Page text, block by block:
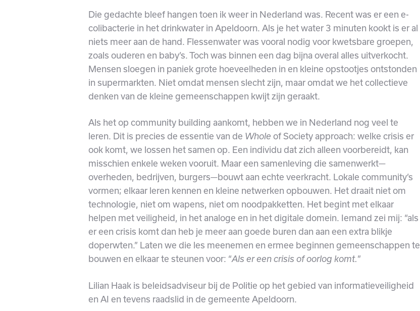
Die gedachte bleef hangen toen ik weer in Nederland was. Recent was er een e-
colibacterie in het drinkwater in Apeldoorn. Als je het water 3 minuten kookt is er al
niets meer aan de hand. Flessenwater was vooral nodig voor kwetsbare groepen,
zoals ouderen en baby’s. Toch was binnen een dag bijna overal alles uitverkocht.
Mensen sloegen in paniek grote hoeveelheden in en kleine opstootjes ontstonden
in supermarkten. Niet omdat mensen slecht zijn, maar omdat we het collectieve
denken van de kleine gemeenschappen kwijt zijn geraakt.
Als het op community building aankomt, hebben we in Nederland nog veel te
leren. Dit is precies de essentie van de Whole of Society approach: welke crisis er
ook komt, we lossen het samen op. Een individu dat zich alleen voorbereidt, kan
misschien enkele weken vooruit. Maar een samenleving die samenwerkt—
overheden, bedrijven, burgers—bouwt aan echte veerkracht. Lokale community’s
vormen; elkaar leren kennen en kleine netwerken opbouwen. Het draait niet om
technologie, niet om wapens, niet om noodpakketten. Het begint met elkaar
helpen met veiligheid, in het analoge en in het digitale domein. Iemand zei mij: “als
er een crisis komt dan heb je meer aan goede buren dan aan een extra blikje
doperwten.” Laten we die les meenemen en ermee beginnen gemeenschappen te
bouwen en elkaar te steunen voor: “Als er een crisis of oorlog komt.”
Lilian Haak is beleidsadviseur bij de Politie op het gebied van informatieveiligheid
en AI en tevens raadslid in de gemeente Apeldoorn.